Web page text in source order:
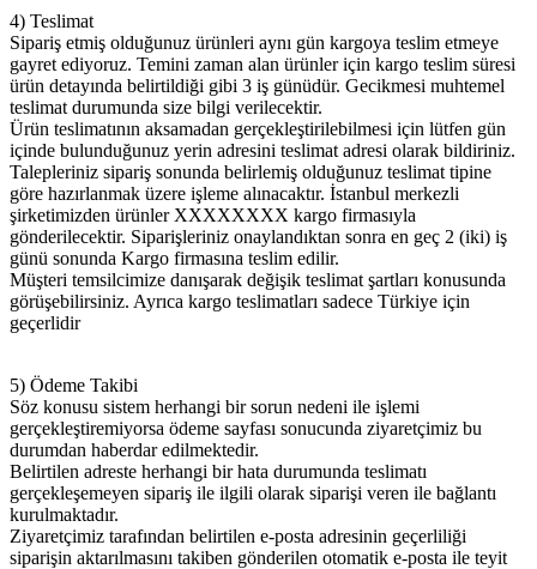
4) Teslimat
Sipariş etmiş olduğunuz ürünleri aynı gün kargoya teslim etmeye
gayret ediyoruz. Temini zaman alan ürünler için kargo teslim süresi
ürün detayında belirtildiği gibi 3 iş günüdür. Gecikmesi muhtemel
teslimat durumunda size bilgi verilecektir.
Ürün teslimatının aksamadan gerçekleştirilebilmesi için lütfen gün
içinde bulunduğunuz yerin adresini teslimat adresi olarak bildiriniz.
Talepleriniz sipariş sonunda belirlemiş olduğunuz teslimat tipine
göre hazırlanmak üzere işleme alınacaktır. İstanbul merkezli
şirketimizden ürünler XXXXXXXX kargo firmasıyla
gönderilecektir. Siparişleriniz onaylandıktan sonra en geç 2 (iki) iş
günü sonunda Kargo firmasına teslim edilir.
Müşteri temsilcimize danışarak değişik teslimat şartları konusunda
görüşebilirsiniz. Ayrıca kargo teslimatları sadece Türkiye için
geçerlidir
5) Ödeme Takibi
Söz konusu sistem herhangi bir sorun nedeni ile işlemi
gerçekleştiremiyorsa ödeme sayfası sonucunda ziyaretçimiz bu
durumdan haberdar edilmektedir.
Belirtilen adreste herhangi bir hata durumunda teslimatı
gerçekleşemeyen sipariş ile ilgili olarak siparişi veren ile bağlantı
kurulmaktadır.
Ziyaretçimiz tarafından belirtilen e-posta adresinin geçerliliği
siparişin aktarılmasını takiben gönderilen otomatik e-posta ile teyit